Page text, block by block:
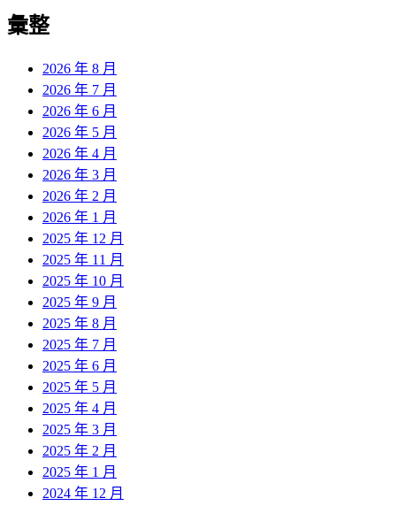
彙整
2026 年 8 月
2026 年 7 月
2026 年 6 月
2026 年 5 月
2026 年 4 月
2026 年 3 月
2026 年 2 月
2026 年 1 月
2025 年 12 月
2025 年 11 月
2025 年 10 月
2025 年 9 月
2025 年 8 月
2025 年 7 月
2025 年 6 月
2025 年 5 月
2025 年 4 月
2025 年 3 月
2025 年 2 月
2025 年 1 月
2024 年 12 月